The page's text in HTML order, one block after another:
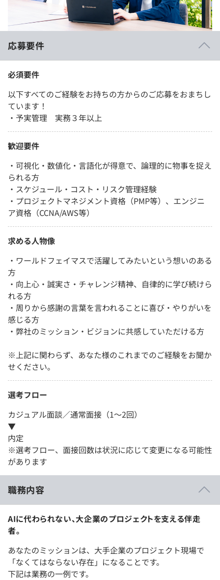
応募要件
必須要件
以下すべてのご経験をお持ちの方からのご応募をおまちし
ています！
・予実管理 実務３年以上
歓迎要件
・可視化・数値化・言語化が得意で、論理的に物事を捉え
られる方
・スケジュール・コスト・リスク管理経験
・プロジェクトマネジメント資格（PMP等）、エンジニ
ア資格（CCNA/AWS等）
求める人物像
・ワールドフェイマスで活躍してみたいという想いのある
方
・向上心・誠実さ・チャレンジ精神、自律的に学び続けら
れる方
・周りから感謝の言葉を言われることに喜び・やりがいを
感じる方
・弊社のミッション・ビジョンに共感していただける方
※上記に関わらず、あなた様のこれまでのご経験をお聞か
せください。
選考フロー
カジュアル面談／通常面接（1～2回）
▼
内定
※選考フロー、面接回数は状況に応じて変更になる可能性
があります
職務内容
AIに代わられない、大企業のプロジェクトを支える伴走
者。
あなたのミッションは、大手企業のプロジェクト現場で
「なくてはならない存在」になることです。
下記は業務の一例です。